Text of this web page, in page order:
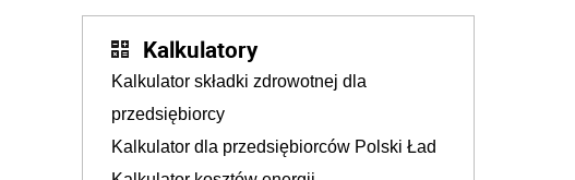
Kalkulatory
Kalkulator składki zdrowotnej dla
przedsiębiorcy
Kalkulator dla przedsiębiorców Polski Ład